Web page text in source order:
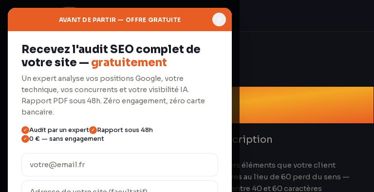
AVANT DE PARTIR — OFFRE GRATUITE
Recevez l'audit SEO complet de
votre site — gratuitement
Un expert analyse vos positions Google, votre
technique, vos concurrents et votre visibilité IA.
Rapport PDF sous 48h. Zéro engagement, zéro carte
bancaire.
✓ Audit par un expert ✓ Rapport sous 48h
✓ 0 € — sans engagement
⚙ Outil gratuit
Prévisualisateur SERP
Aperçu Google de votre title et description
Le title et la meta description sont les premiers éléments que votre client
voit sur Google. Un title tronqué à 55 caractères au lieu de 60 perd du sens —
et selon une étude Backlinko 2024, les titles entre 40 et 60 caractères